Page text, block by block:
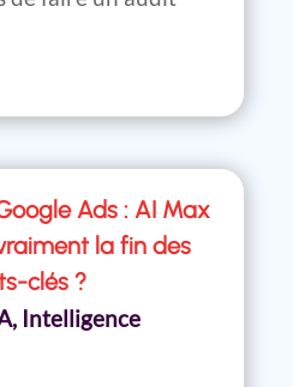
Ads : AI Max
la fin des
clés ?
, Intelligence